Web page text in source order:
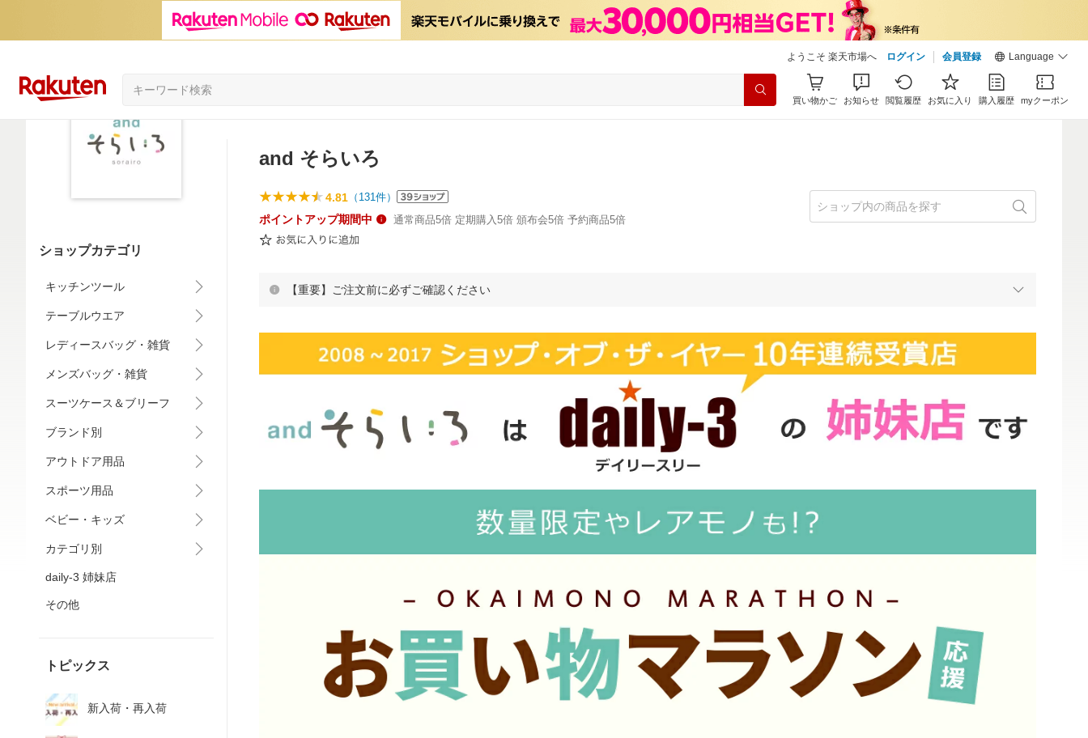
ようこそ 楽天市場へ ログイン 会員登録 Language
買い物かご お知らせ 閲覧履歴 お気に入り 購入履歴 myクーポン
ショップカテゴリ
キッチンツール
テーブルウエア
レディースバッグ・雑貨
メンズバッグ・雑貨
スーツケース＆ブリーフ
ブランド別
アウトドア用品
スポーツ用品
ベビー・キッズ
カテゴリ別
daily-3 姉妹店
その他
トピックス
新入荷・再入荷
and そらいろ
4.81 （ 131件）
ポイントアップ期間中 通常商品5倍 定期購入5倍 頒布会5倍 予約商品5倍
【重要】ご注文前に必ずご確認ください